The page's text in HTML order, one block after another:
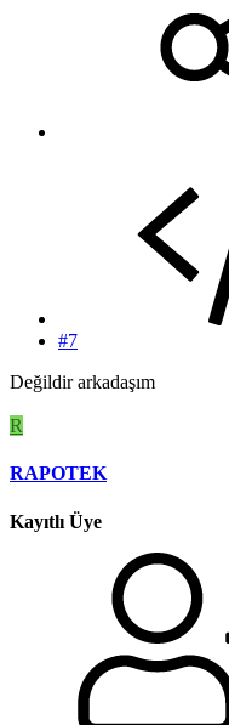
#7
Değildir arkadaşım
R
RAPOTEK
Kayıtlı Üye